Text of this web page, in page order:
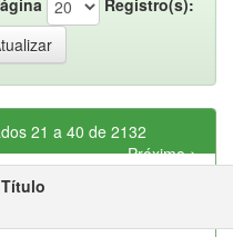
21 a 40 de 2132
Próximo >
Título